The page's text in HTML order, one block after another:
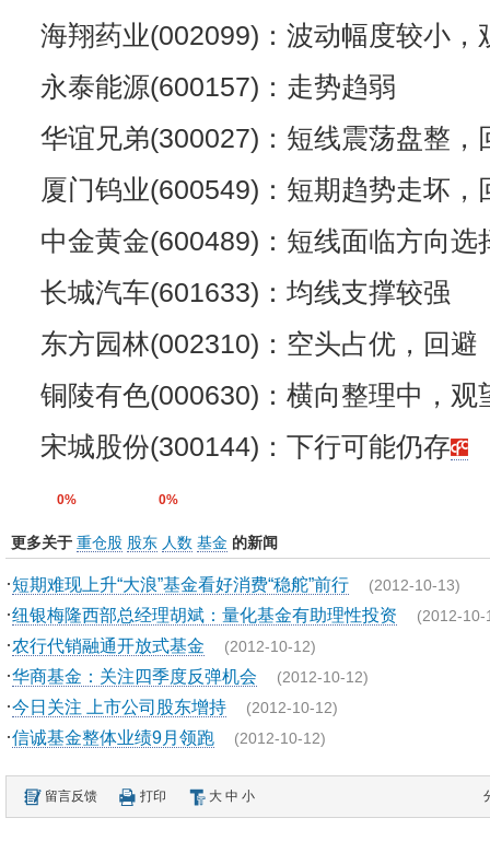
海翔药业(002099)：波动幅度较小，
永泰能源(600157)：走势趋弱
华谊兄弟(300027)：短线震荡盘整，
厦门钨业(600549)：短期趋势走坏，
中金黄金(600489)：短线面临方向选
长城汽车(601633)：均线支撑较强
东方园林(002310)：空头占优，回避
铜陵有色(000630)：横向整理中，观
宋城股份(300144)：下行可能仍存
0% 0%
更多关于 重仓股 股东 人数 基金 的新闻
·短期难现上升“大浪”基金看好消费“稳舵”前行 (2012-10-13)
·纽银梅隆西部总经理胡斌：量化基金有助理性投资 (2012-10-
·农行代销融通开放式基金 (2012-10-12)
·华商基金：关注四季度反弹机会 (2012-10-12)
·今日关注 上市公司股东增持 (2012-10-12)
·信诚基金整体业绩9月领跑 (2012-10-12)
留言反馈 打印 大 中 小